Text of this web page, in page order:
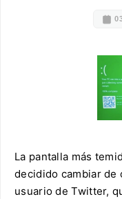
La pantalla más
decidido cambiar de
usuario de Twitter,